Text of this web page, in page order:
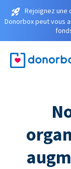
Rejoignez une
Donorbox peut vous